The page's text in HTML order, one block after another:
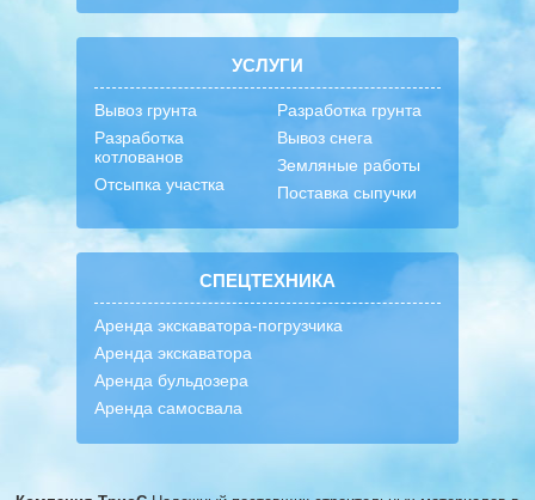
УСЛУГИ
Вывоз грунта
Разработка
котлованов
Отсыпка участка
Разработка грунта
Вывоз снега
Земляные работы
Поставка сыпучки
СПЕЦТЕХНИКА
Аренда экскаватора-погрузчика
Аренда экскаватора
Аренда бульдозера
Аренда самосвала